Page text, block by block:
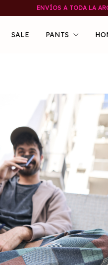
ENVÍOS A TODA LA
SALE PANTS